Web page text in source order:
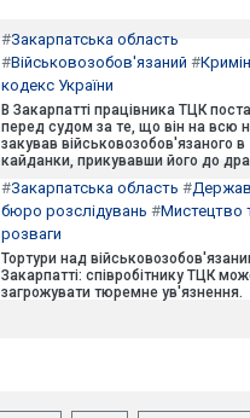
#Закарпатська область
#Військовозобов'язаний #
кодекс України
В Закарпатті працівника ТЦК
перед судом за те, що він на всю
закував військовозобов'язаного в
кайданки, прикувавши його до
#Закарпатська область #
бюро розслідувань #Мистецтво
розваги
Тортури над
Закарпатті: співробітнику ТЦК
загрожувати тюремне ув'язнення.